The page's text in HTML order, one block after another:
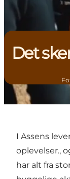
Det
I Assens
oplevelser.,
har alt fra